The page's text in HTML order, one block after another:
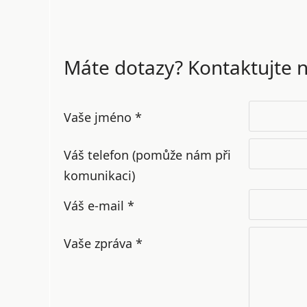
Máte dotazy? Kontaktujte
Vaše jméno *
Váš telefon (pomůže nám při
komunikaci)
Váš e-mail *
Vaše zpráva *